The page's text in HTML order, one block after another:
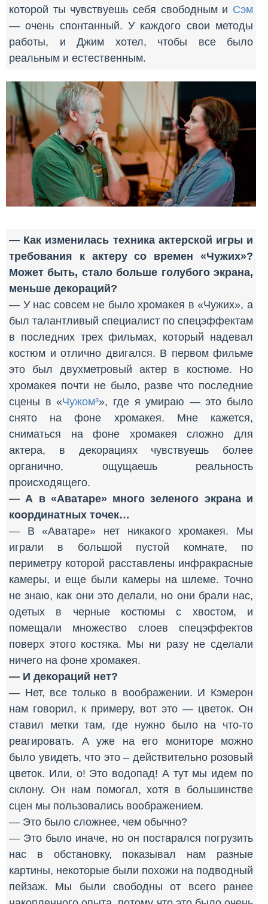
которой ты чувствуешь себя свободным и Сэм
— очень спонтанный. У каждого свои методы
работы, и Джим хотел, чтобы все было
реальным и естественным.
— Как изменилась техника актерской игры и
требования к актеру со времен «Чужих»?
Может быть, стало больше голубого экрана,
меньше декораций?
— У нас совсем не было хромакея в «Чужих», а
был талантливый специалист по спецэффектам
в последних трех фильмах, который надевал
костюм и отлично двигался. В первом фильме
это был двухметровый актер в костюме. Но
хромакея почти не было, разве что последние
сцены в «Чужом³», где я умираю — это было
снято на фоне хромакея. Мне кажется,
сниматься на фоне хромакея сложно для
актера, в декорациях чувствуешь более
органично, ощущаешь реальность
происходящего.
— А в «Аватаре» много зеленого экрана и
координатных точек…
— В «Аватаре» нет никакого хромакея. Мы
играли в большой пустой комнате, по
периметру которой расставлены инфракрасные
камеры, и еще были камеры на шлеме. Точно
не знаю, как они это делали, но они брали нас,
одетых в черные костюмы с хвостом, и
помещали множество слоев спецэффектов
поверх этого костяка. Мы ни разу не сделали
ничего на фоне хромакея.
— И декораций нет?
— Нет, все только в воображении. И Кэмерон
нам говорил, к примеру, вот это — цветок. Он
ставил метки там, где нужно было на что-то
реагировать. А уже на его мониторе можно
было увидеть, что это – действительно розовый
цветок. Или, о! Это водопад! А тут мы идем по
склону. Он нам помогал, хотя в большинстве
сцен мы пользовались воображением.
— Это было сложнее, чем обычно?
— Это было иначе, но он постарался погрузить
нас в обстановку, показывал нам разные
картины, некоторые были похожи на подводный
пейзаж. Мы были свободны от всего ранее